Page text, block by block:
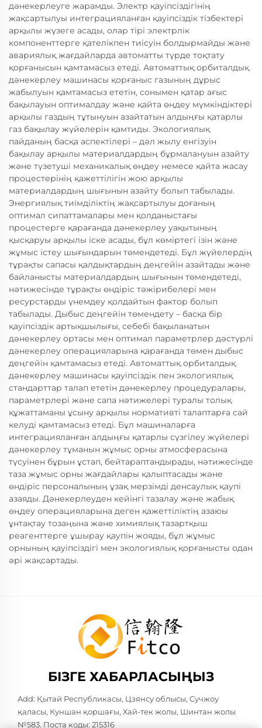
дәнекерлеуге жарамды. Электр қауіпсіздігінің
жақсартылуы интеграцияланған қауіпсіздік тізбектері
арқылы жүзеге асады, олар тірі электрлік
компоненттерге қателікпен тиісуін болдырмайды және
авариялық жағдайларда автоматты түрде тоқтату
қорғанысын қамтамасыз етеді. Автоматтық орбиталдық
дәнекерлеу машинасы қорғаныс газының дұрыс
жабылуын қамтамасыз ететін, сонымен қатар ағыс
бақылауын оптималдау және қайта өңдеу мүмкіндіктері
арқылы газдың тұтынуын азайтатын алдыңғы қатарлы
газ бақылау жүйелерін қамтиды. Экологиялық
пайданың басқа аспектілері – дәл жылу енгізуін
бақылау арқылы материалдардың бұрмалануын азайту
және түзетуші механикалық өңдеу немесе қайта жасау
процестерінің қажеттілігін жою арқылы
материалдардың шығынын азайту болып табылады.
Энергиялық тиімділіктің жақсартылуы доғаның
оптимал сипаттамалары мен қолданыстағы
процестерге қарағанда дәнекерлеу уақытының
қысқаруы арқылы іске асады, бұл көміртегі ізін және
жұмыс істеу шығындарын төмендетеді. Бұл жүйелердің
тұрақты сапасы қалдықтардың деңгейін азайтады және
байланысты материалдардың шығынын төмендетеді,
нәтижесінде тұрақты өндіріс тәжірибелері мен
ресурстарды үнемдеу қолдайтын фактор болып
табылады. Дыбыс деңгейін төмендету – басқа бір
қауіпсіздік артықшылығы, себебі бақыланатын
дәнекерлеу ортасы мен оптимал параметрлер дәстүрлі
дәнекерлеу операцияларына қарағанда төмен дыбыс
деңгейін қамтамасыз етеді. Автоматтық орбиталдық
дәнекерлеу машинасы қауіпсіздік пен экологиялық
стандарттар талап ететін дәнекерлеу процедуралары,
параметрлері және сапа нәтижелері туралы толық
құжаттаманы ұсыну арқылы нормативті талаптарға сай
келуді қамтамасыз етеді. Бұл машиналарға
интеграцияланған алдыңғы қатарлы сүзгілеу жүйелері
дәнекерлеу тұманын жұмыс орны атмосферасына
түсуінен бұрын ұстап, бейтараптандырады, нәтижесінде
таза жұмыс орны жағдайлары қалыптасады және
өндіріс персоналының ұзақ мерзімді денсаулық қаупі
азаяды. Дәнекерлеуден кейінгі тазалау және жабық
өңдеу операцияларына деген қажеттіліктің азаюы
ұнтақтау тозаңына және химиялық тазартқыш
реагенттерге ұшырау қаупін жояды, бұл жұмыс
орнының қауіпсіздігі мен экологиялық қорғанысты одан
әрі жақсартады.
БІЗГЕ ХАБАРЛАСЫҢЫЗ
Add: Қытай Республикасы, Цзянсу облысы, Сучжоу
қаласы, Куншан қоршағы, Хай-тек жолы, Шинтан жолы
№583. Поста коды: 215316